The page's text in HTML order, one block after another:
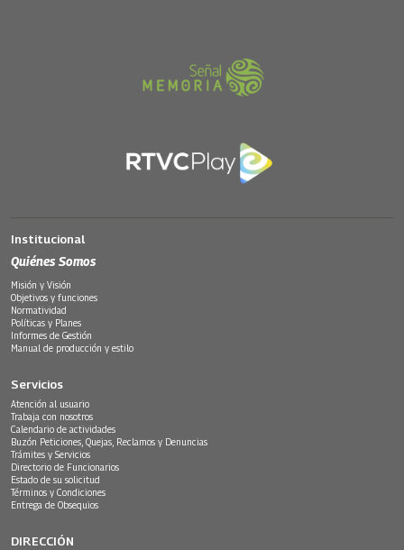
Institucional
Quiénes Somos
Misión y Visión
Objetivos y funciones
Normatividad
Políticas y Planes
Informes de Gestión
Manual de producción y estilo
Servicios
Atención al usuario
Trabaja con nosotros
Calendario de actividades
Buzón Peticiones, Quejas, Reclamos y Denuncias
Trámites y Servicios
Directorio de Funcionarios
Estado de su solicitud
Términos y Condiciones
Entrega de Obsequios
DIRECCIÓN